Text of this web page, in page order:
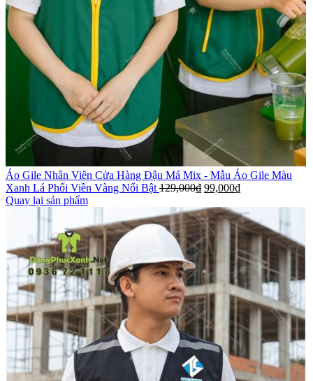
Áo Gile Nhân Viên Cửa Hàng Đậu Má Mix - Mẫu Áo Gile Màu
Xanh Lá Phối Viền Vàng Nổi Bật 129,000₫ 99,000₫
Quay lại sản phẩm